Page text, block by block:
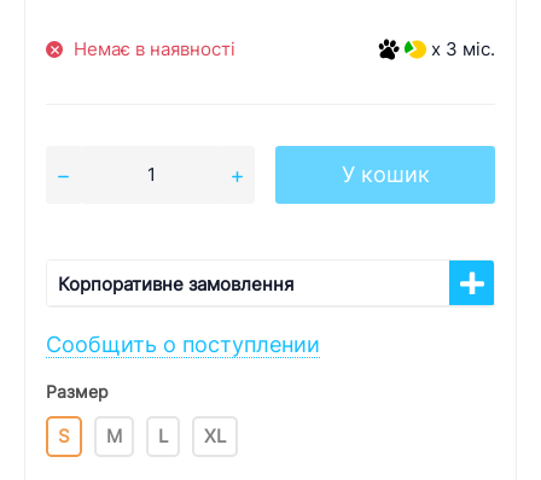
Немає в наявності x 3 міс.
У кошик
Корпоративне замовлення
Сообщить о поступлении
Размер
S M L XL